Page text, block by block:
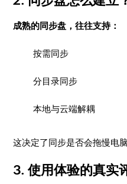
成熟的同步盘，往往支持：
按需同步
分目录同步
本地与云端解耦
这决定了同步是否会拖慢电脑
3. 使用体验的真实